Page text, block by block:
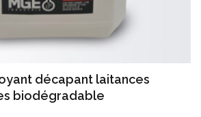
décapant laitances
biodégradable